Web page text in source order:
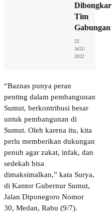
Dibongkar
Tim
Gabungan
25
AGU
2022
“Baznas punya peran
penting dalam pembangunan
Sumut, berkontribusi besar
untuk pembangunan di
Sumut. Oleh karena itu, kita
perlu memberikan dukungan
penuh agar zakat, infak, dan
sedekah bisa
dimaksimalkan,” kata Surya,
di Kantor Gubernur Sumut,
Jalan Diponegoro Nomor
30, Medan, Rabu (9/7).